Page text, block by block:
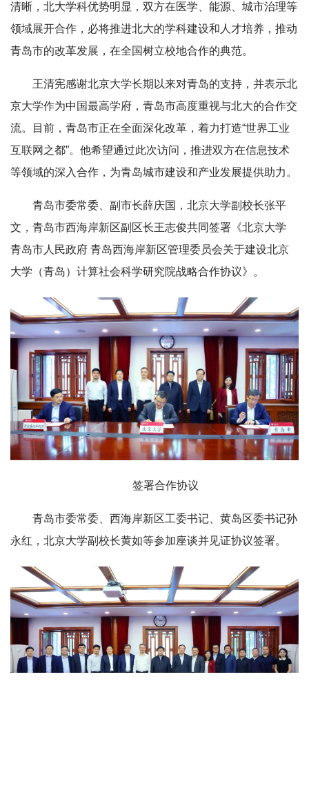
清晰，北大学科优势明显，双方在医学、能源、城市治理等
领域展开合作，必将推进北大的学科建设和人才培养，推动
青岛市的改革发展，在全国树立校地合作的典范。
王清宪感谢北京大学长期以来对青岛的支持，并表示北
京大学作为中国最高学府，青岛市高度重视与北大的合作交
流。目前，青岛市正在全面深化改革，着力打造“世界工业
互联网之都”。他希望通过此次访问，推进双方在信息技术
等领域的深入合作，为青岛城市建设和产业发展提供助力。
青岛市委常委、副市长薛庆国，北京大学副校长张平
文，青岛市西海岸新区副区长王志俊共同签署《北京大学
青岛市人民政府 青岛西海岸新区管理委员会关于建设北京
大学（青岛）计算社会科学研究院战略合作协议》。
签署合作协议
青岛市委常委、西海岸新区工委书记、黄岛区委书记孙
永红，北京大学副校长黄如等参加座谈并见证协议签署。